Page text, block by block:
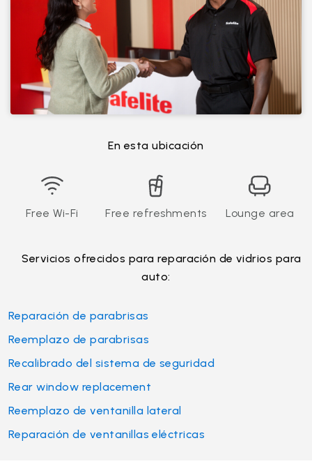
En esta ubicación
Free Wi-Fi Free refreshments Lounge area
Servicios ofrecidos para reparación de vidrios para
auto:
Reparación de parabrisas
Reemplazo de parabrisas
Recalibrado del sistema de seguridad
Rear window replacement
Reemplazo de ventanilla lateral
Reparación de ventanillas eléctricas